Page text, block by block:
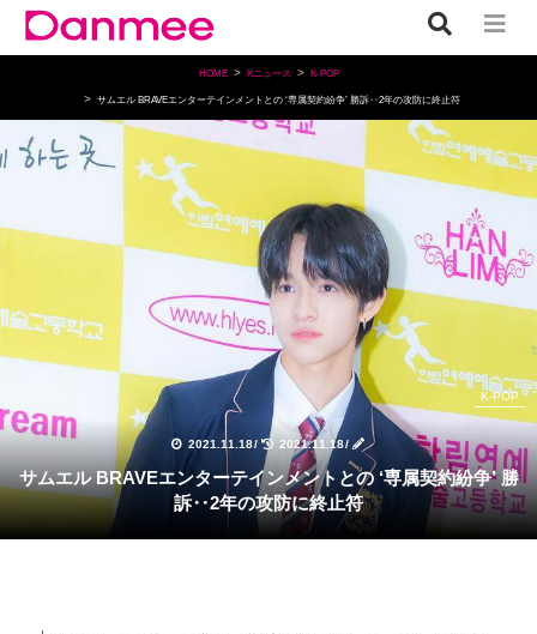
HOME Kニュース K-POP
サムエル BRAVEエンターテインメントとの ‘専属契約紛争’ 勝訴‥2年の攻防に終止符
2021.11.18/ 2021.11.18/
K-POP
サムエル BRAVEエンターテインメントとの ‘専属契約紛争’ 勝
訴‥2年の攻防に終止符